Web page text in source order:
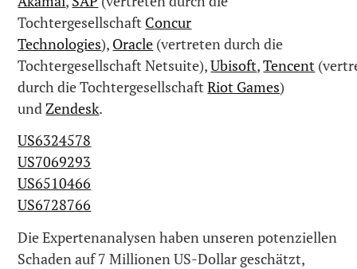
Tochtergesellschaft Concur
Technologies), Oracle (vertreten durch die
Tochtergesellschaft Netsuite),Ubisoft,Tencent
durch die TochtergesellschaftRiot Games)
undZendesk.
US6324578
US7069293
US6510466
US6728766
Die Expertenanalysen haben unseren potenziellen
Schaden auf 7 Millionen US-Dollar geschätzt,